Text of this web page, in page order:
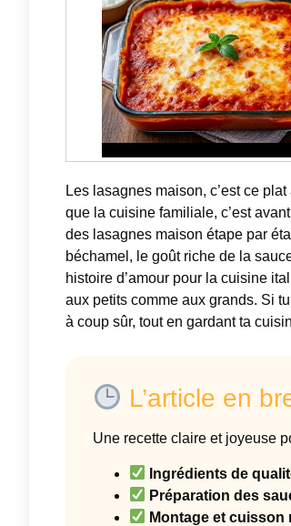
Les lasagnes maison, c’est ce
que la cuisine familiale, c’est
des lasagnes maison étape par
béchamel, le goût riche de la
histoire d’amour pour la cuisine
aux petits comme aux grands. Si
à coup sûr, tout en gardant ta
L’article en
Une recette claire et joyeuse
Ingrédients de
Préparation des
Montage et cuisson